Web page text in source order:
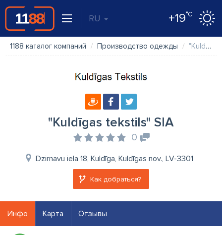
RU +19°C
1188 каталог компаний Производство одежды "Kuldīgas tekstils" SIA
"Kuldīgas tekstils" SIA
0
Dzirnavu iela 18, Kuldīga, Kuldīgas nov., LV-3301
Как добраться?
Инфо Карта Отзывы